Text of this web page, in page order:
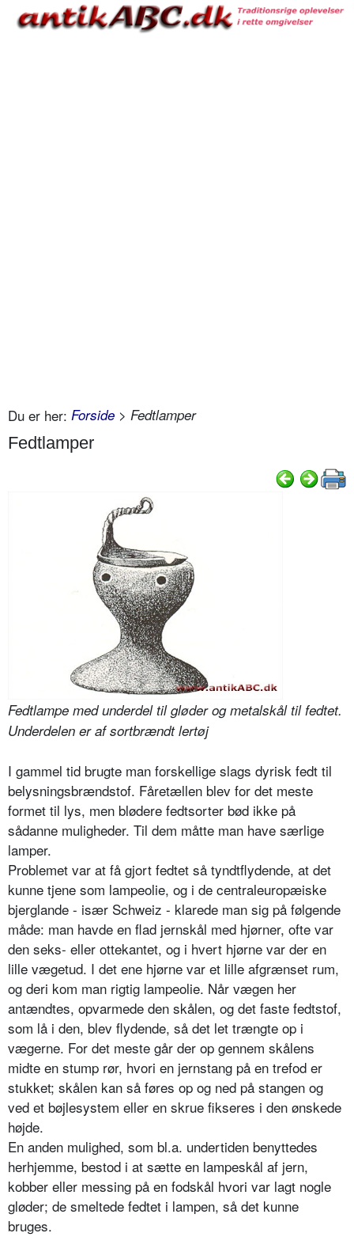
Du er her: Forside > Fedtlamper
Fedtlamper
Fedtlampe med underdel til gløder og metalskål til fedtet.
Underdelen er af sortbrændt lertøj
I gammel tid brugte man forskellige slags dyrisk fedt til
belysningsbrændstof. Fåretællen blev for det meste
formet til lys, men blødere fedtsorter bød ikke på
sådanne muligheder. Til dem måtte man have særlige
lamper.
Problemet var at få gjort fedtet så tyndtflydende, at det
kunne tjene som lampeolie, og i de centraleuropæiske
bjerglande - især Schweiz - klarede man sig på følgende
måde: man havde en flad jernskål med hjørner, ofte var
den seks- eller ottekantet, og i hvert hjørne var der en
lille vægetud. I det ene hjørne var et lille afgrænset rum,
og deri kom man rigtig lampeolie. Når vægen her
antændtes, opvarmede den skålen, og det faste fedtstof,
som lå i den, blev flydende, så det let trængte op i
vægerne. For det meste går der op gennem skålens
midte en stump rør, hvori en jernstang på en trefod er
stukket; skålen kan så føres op og ned på stangen og
ved et bøjlesystem eller en skrue fikseres i den ønskede
højde.
En anden mulighed, som bl.a. undertiden benyttedes
herhjemme, bestod i at sætte en lampeskål af jern,
kobber eller messing på en fodskål hvori var lagt nogle
gløder; de smeltede fedtet i lampen, så det kunne
bruges.